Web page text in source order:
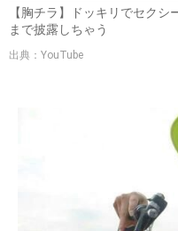
【胸チラ】ドッキリでセク
まで披露しちゃう
出典：YouTube